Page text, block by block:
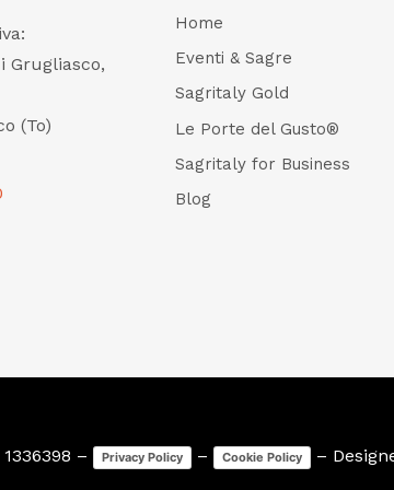
Grugliasco,
(To)
Home
Eventi & Sagre
Sagritaly Gold
Le Porte del Gusto®
Sagritaly for Business
Blog
– Privacy Policy – Cookie Policy –